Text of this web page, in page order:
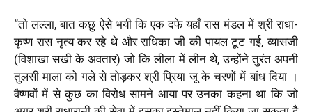
“तो लल्ला, बात कछु ऐसे भयी कि एक दफे यहाँ रास मंडल में श्री राधा-
कृष्ण रास नृत्य कर रहे थे और राधिका जी की पायल टूट गई, व्यासजी
(विशाखा सखी के अवतार) जो कि लीला में लीन थे, उन्होंने तुरंत अपनी
तुलसी माला को गले से तोड़कर श्री प्रिया जू के चरणों में बांध दिया ।
वैष्णवों में से कुछ का विरोध सामने आया पर उनका कहना था कि जो